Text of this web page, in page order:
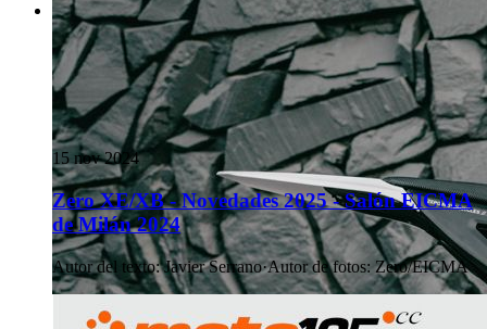
15 nov 2024
Zero XE/XB - Novedades 2025 - Salón EICMA
de Milán 2024
Autor del texto: Javier Serrano·Autor de fotos: Zero/EICMA